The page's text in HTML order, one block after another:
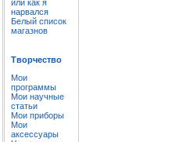
или как я
нарвался
Белый список
магазнов
Творчество
Мои
программы
Мои научные
статьи
Мои приборы
Мои
аксессуары